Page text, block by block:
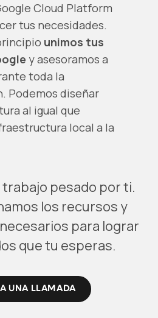
Cloud Platform
tus necesidades.
unimos tus
y asesoramos a
toda la
Podemos diseñar
al igual que
local a la
pesado por ti.
los recursos y
para lograr
que tu esperas.
UNA LLAMADA